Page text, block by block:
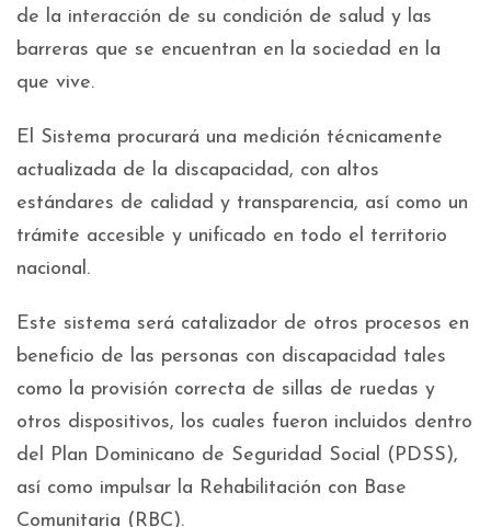
de la interacción de su condición de salud y las
barreras que se encuentran en la sociedad en la
que vive.
El Sistema procurará una medición técnicamente
actualizada de la discapacidad, con altos
estándares de calidad y transparencia, así como un
trámite accesible y unificado en todo el territorio
nacional.
Este sistema será catalizador de otros procesos en
beneficio de las personas con discapacidad tales
como la provisión correcta de sillas de ruedas y
otros dispositivos, los cuales fueron incluidos dentro
del Plan Dominicano de Seguridad Social (PDSS),
así como impulsar la Rehabilitación con Base
Comunitaria (RBC).